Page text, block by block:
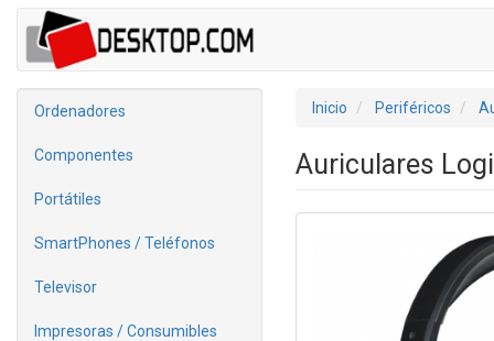
Ordenadores
Componentes
Portátiles
SmartPhones / Teléfonos
Televisor
Impresoras / Consumibles
Inicio Periféricos
Auriculares